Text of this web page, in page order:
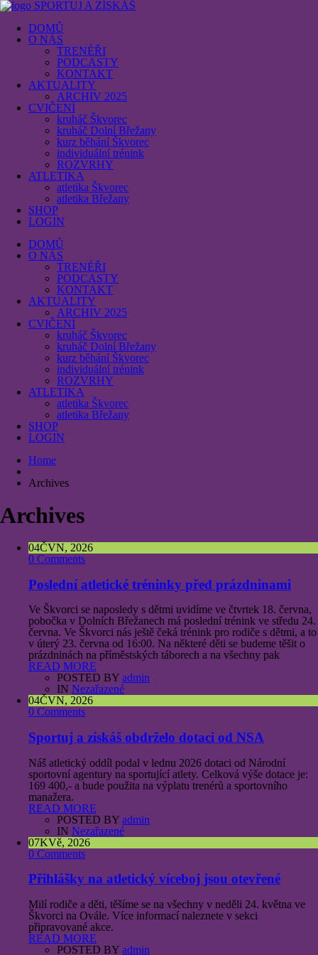
SPORTUJ A ZÍSKÁŠ
DOMŮ
O NÁS
TRENÉŘI
PODCASTY
KONTAKT
AKTUALITY
ARCHIV 2025
CVIČENÍ
kruháč Škvorec
kruháč Dolní Břežany
kurz běhání Škvorec
individuální trénink
ROZVRHY
ATLETIKA
atletika Škvorec
atletika Břežany
SHOP
LOGIN
DOMŮ
O NÁS
TRENÉŘI
PODCASTY
KONTAKT
AKTUALITY
ARCHIV 2025
CVIČENÍ
kruháč Škvorec
kruháč Dolní Břežany
kurz běhání Škvorec
individuální trénink
ROZVRHY
ATLETIKA
atletika Škvorec
atletika Břežany
SHOP
LOGIN
Home
Archives
Archives
04ČVN, 2026
0 Comments
Poslední atletické tréninky před prázdninami
Ve Škvorci se naposledy s dětmi uvidíme ve čtvrtek 18. června,
pobočka v Dolních Břežanech má poslední trénink ve středu 24.
června. Ve Škvorci nás ještě čeká trénink pro rodiče s dětmi, a to
v úterý 23. června od 16:00. Na některé děti se budeme těšit o
prázdninách na příměstských táborech a na všechny pak
READ MORE
POSTED BY admin
IN Nezařazené
04ČVN, 2026
0 Comments
Sportuj a získáš obdrželo dotaci od NSA
Náš atletický oddíl podal v lednu 2026 dotaci od Národní
sportovní agentury na sportující atlety. Celková výše dotace je:
169 400,- a bude použita na výplatu trenérů a sportovního
manažera.
READ MORE
POSTED BY admin
IN Nezařazené
07KVě, 2026
0 Comments
Přihlášky na atletický víceboj jsou otevřené
Milí rodiče a děti, těšíme se na všechny v neděli 24. května ve
Škvorci na Ovále. Více informací naleznete v sekci
připravované akce.
READ MORE
POSTED BY admin